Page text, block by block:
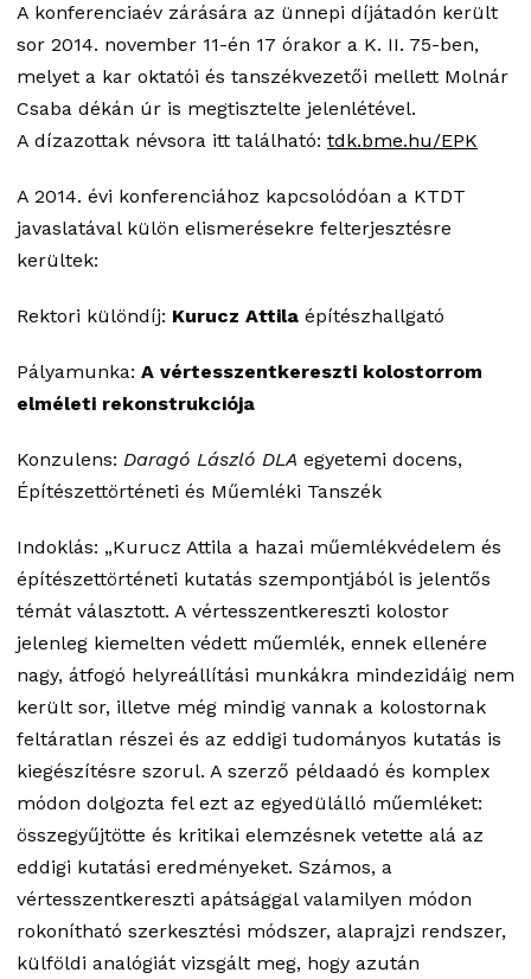
A konferenciaév zárására az ünnepi díjátadón került
sor 2014. november 11-én 17 órakor a K. II. 75-ben,
melyet a kar oktatói és tanszékvezetői mellett Molnár
Csaba dékán úr is megtisztelte jelenlétével.
A dízazottak névsora itt található: tdk.bme.hu/EPK
A 2014. évi konferenciához kapcsolódóan a KTDT
javaslatával külön elismerésekre felterjesztésre
kerültek:
Rektori különdíj: Kurucz Attila építészhallgató
Pályamunka: A vértesszentkereszti kolostorrom
elméleti rekonstrukciója
Konzulens: Daragó László DLA egyetemi docens,
Építészettörténeti és Műemléki Tanszék
Indoklás: „Kurucz Attila a hazai műemlékvédelem és
építészettörténeti kutatás szempontjából is jelentős
témát választott. A vértesszentkereszti kolostor
jelenleg kiemelten védett műemlék, ennek ellenére
nagy, átfogó helyreállítási munkákra mindezidáig nem
került sor, illetve még mindig vannak a kolostornak
feltáratlan részei és az eddigi tudományos kutatás is
kiegészítésre szorul. A szerző példaadó és komplex
módon dolgozta fel ezt az egyedülálló műemléket:
összegyűjtötte és kritikai elemzésnek vetette alá az
eddigi kutatási eredményeket. Számos, a
vértesszentkereszti apátsággal valamilyen módon
rokonítható szerkesztési módszer, alaprajzi rendszer,
külföldi analógiát vizsgált meg, hogy azután